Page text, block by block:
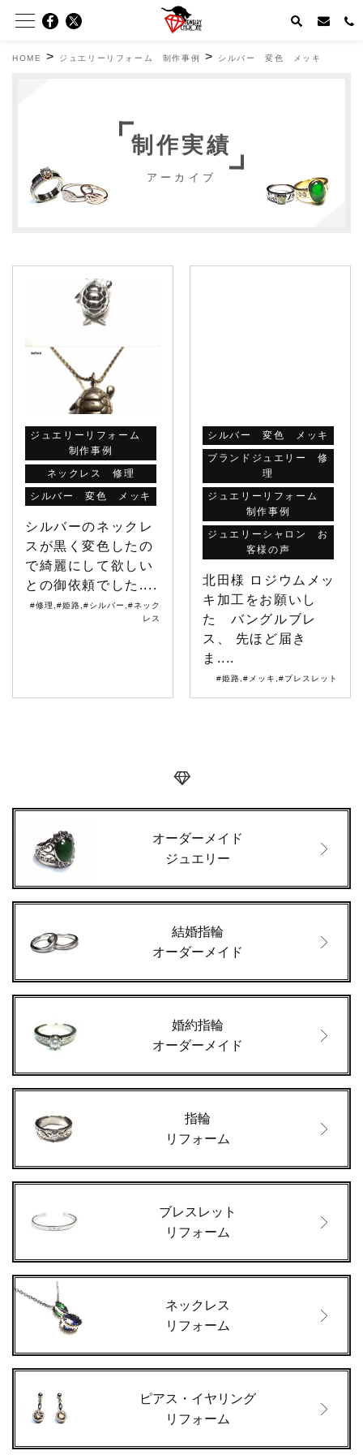
HOME > ジュエリーリフォーム 制作事例 > シルバー 変色 メッキ
制作実績
アーカイブ
ジュエリーリフォーム
制作事例
ネックレス 修理
シルバー 変色 メッキ
シルバーのネックレ
スが黒く変色したの
で綺麗にして欲しい
との御依頼でした....
#修理 #姫路 #シルバー #ネック
レス
シルバー 変色 メッキ
ブランドジュエリー 修
理
ジュエリーリフォーム
制作事例
ジュエリーシャロン お
客様の声
北田様 ロジウムメッ
キ加工をお願いし
た バングルブレ
ス、 先ほど届き
ま....
#姫路 #メッキ #ブレスレット
オーダーメイド
ジュエリー
結婚指輪
オーダーメイド
婚約指輪
オーダーメイド
指輪
リフォーム
ブレスレット
リフォーム
ネックレス
リフォーム
ピアス・イヤリング
リフォーム